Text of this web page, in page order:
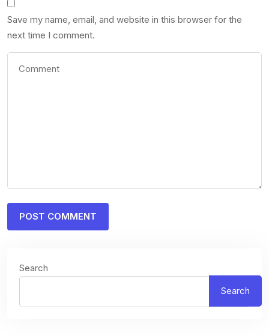
Save my name, email, and website in this browser for the
next time I comment.
Search
Search